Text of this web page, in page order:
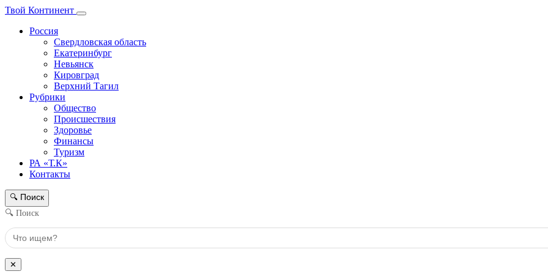
Твой Континент
Россия
Свердловская область
Екатеринбург
Невьянск
Кировград
Верхний Тагил
Рубрики
Общество
Происшествия
Здоровье
Финансы
Туризм
РА «Т.К»
Контакты
🔍 Поиск
🔍 Поиск
✕